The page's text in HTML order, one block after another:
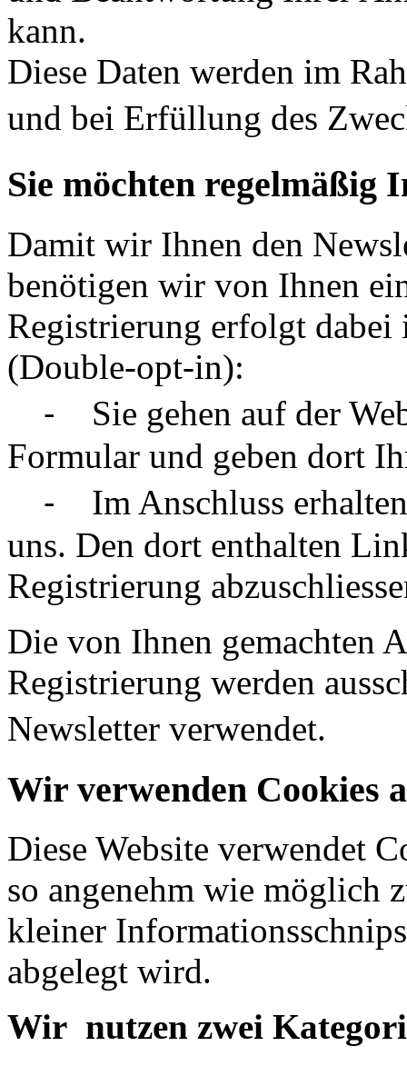
kann.
Diese Daten werden im
und bei Erfüllung des
Sie möchten
Damit wir Ihnen den
benötigen wir von Ihnen
Registrierung erfolgt dabei
(Double-opt-in):
⁃ Sie gehen auf der
Formular und geben dort
⁃ Im Anschluss erhalten
uns. Den dort enthalten
Registrierung
Die von Ihnen gemachten
Registrierung werden
Newsletter verwendet.
Wir verwenden Cookies
Diese Website verwendet
so angenehm wie möglich
kleiner
abgelegt wird.
Wir nutzen zwei